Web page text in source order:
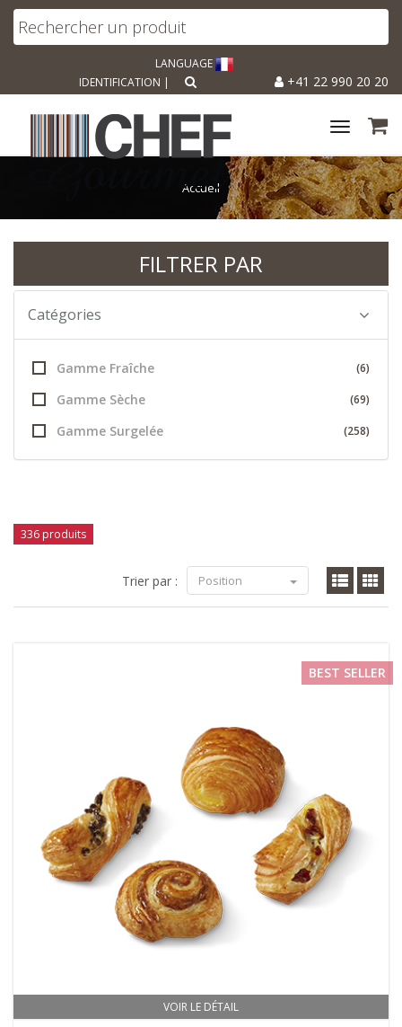
LANGUAGE
+41 22 990 20 20
IDENTIFICATION |
Toggle
Accueil
FILTRER PAR
Catégories
Gamme Fraîche (6)
Gamme Sèche (69)
Gamme Surgelée (258)
336 produits
Trier par : Position
VOIR LE DÉTAIL
BEST SELLER